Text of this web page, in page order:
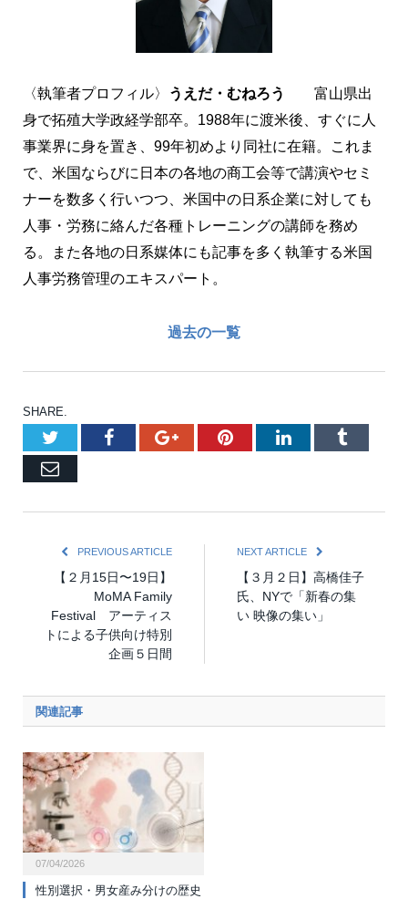
〈執筆者プロフィル〉 うえだ・むねろう
富山県出
身で拓殖大学政経学部卒。1988年に渡米後、すぐに人
事業界に身を置き、99年初めより同社に在籍。これま
で、米国ならびに日本の各地の商工会等で講演やセミ
ナーを数多く行いつつ、米国中の日系企業に対しても
人事・労務に絡んだ各種トレーニングの講師を務め
る。また各地の日系媒体にも記事を多く執筆する米国
人事労務管理のエキスパート。
過去の一覧
SHARE.
TwitterFacebookGoogle+PinterestLinkedInTumblr
Email
PREVIOUS ARTICLE
【２月15日〜19日】
MoMA Family
Festival アーティス
トによる子供向け特別
企画５日間
NEXT ARTICLE
【３月２日】高橋佳子
氏、NYで「新春の集
い 映像の集い」
関連記事
07/04/2026
性別選択・男女産み分けの歴史